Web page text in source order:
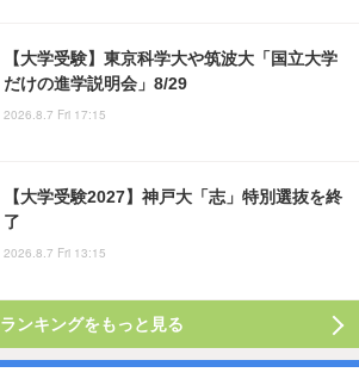
【大学受験】東京科学大や筑波大「国立大学
だけの進学説明会」8/29
2026.8.7 Fri 17:15
【大学受験2027】神戸大「志」特別選抜を終
了
2026.8.7 Fri 13:15
ランキングをもっと見る